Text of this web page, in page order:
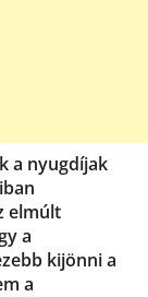
a nyugdíjak
elmúlt
a
kijönni a
a